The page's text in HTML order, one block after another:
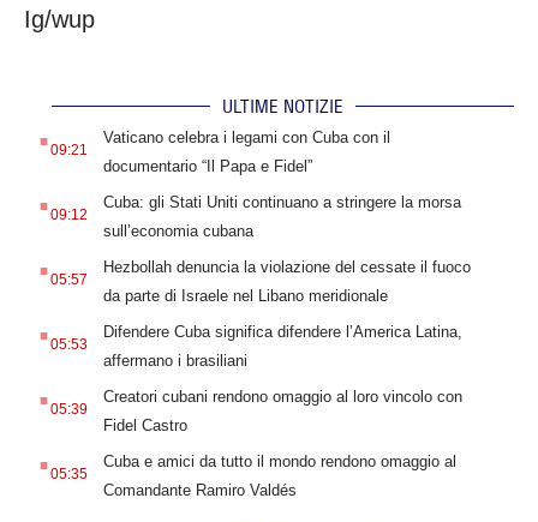
Ig/wup
ULTIME NOTIZIE
.09:21
Vaticano celebra i legami con Cuba con il
documentario “Il Papa e Fidel”
.09:12
Cuba: gli Stati Uniti continuano a stringere la morsa
sull’economia cubana
.05:57
Hezbollah denuncia la violazione del cessate il fuoco
da parte di Israele nel Libano meridionale
.05:53
Difendere Cuba significa difendere l’America Latina,
affermano i brasiliani
.05:39
Creatori cubani rendono omaggio al loro vincolo con
Fidel Castro
.05:35
Cuba e amici da tutto il mondo rendono omaggio al
Comandante Ramiro Valdés